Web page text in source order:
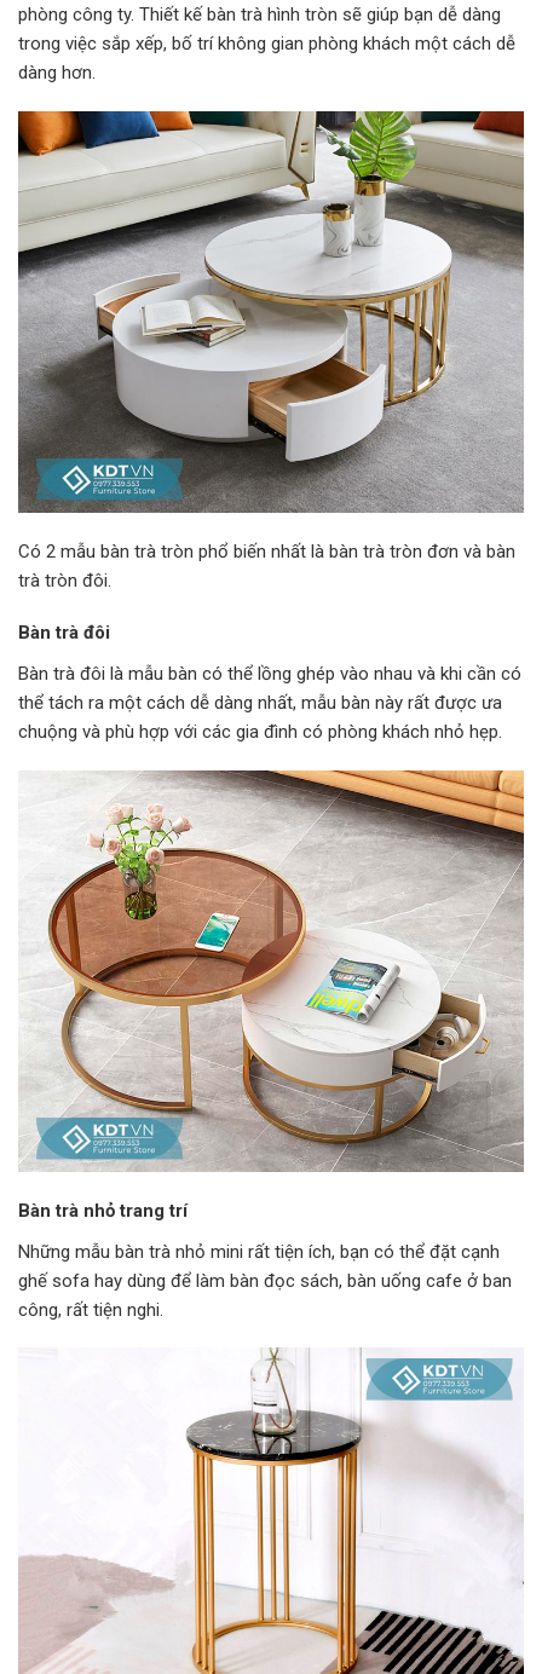
phòng công ty. Thiết kế bàn trà hình tròn sẽ giúp bạn dễ dàng
trong việc sắp xếp, bố trí không gian phòng khách một cách dễ
dàng hơn.
Có 2 mẫu bàn trà tròn phổ biến nhất là bàn trà tròn đơn và bàn
trà tròn đôi.
Bàn trà đôi
Bàn trà đôi là mẫu bàn có thể lồng ghép vào nhau và khi cần có
thể tách ra một cách dễ dàng nhất, mẫu bàn này rất được ưa
chuộng và phù hợp với các gia đình có phòng khách nhỏ hẹp.
Bàn trà nhỏ trang trí
Những mẫu bàn trà nhỏ mini rất tiện ích, bạn có thể đặt cạnh
ghế sofa hay dùng để làm bàn đọc sách, bàn uống cafe ở ban
công, rất tiện nghi.